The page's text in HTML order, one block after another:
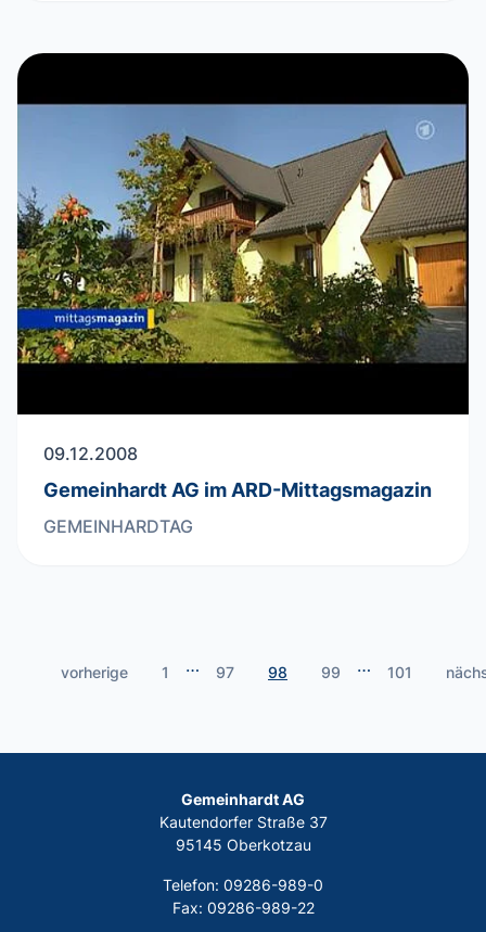
09.12.2008
Gemeinhardt AG im ARD-Mittagsmagazin
GEMEINHARDTAG
vorherige 1 … 97 98 99 … 101
Gemeinhardt AG
Kautendorfer Straße 37
95145 Oberkotzau
Telefon: 09286-989-0
Fax: 09286-989-22